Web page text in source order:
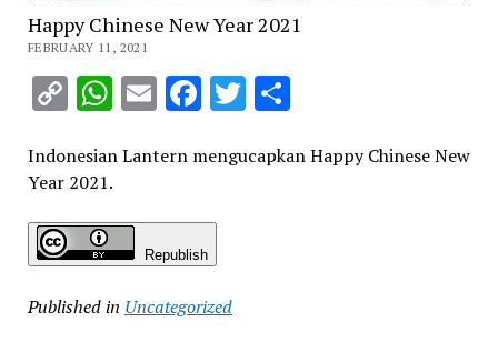
Happy Chinese New Year 2021
FEBRUARY 11, 2021
CopyWhatsApp
EmailFacebook
Twitter
Share
Indonesian Lantern mengucapkan Happy Chinese New
Year 2021.
Republish
Published in Uncategorized